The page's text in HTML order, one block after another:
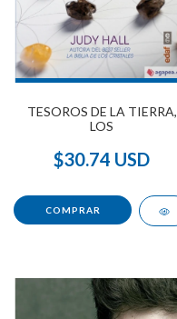
TESOROS DE LA TIERRA,
LOS
$30.74 USD